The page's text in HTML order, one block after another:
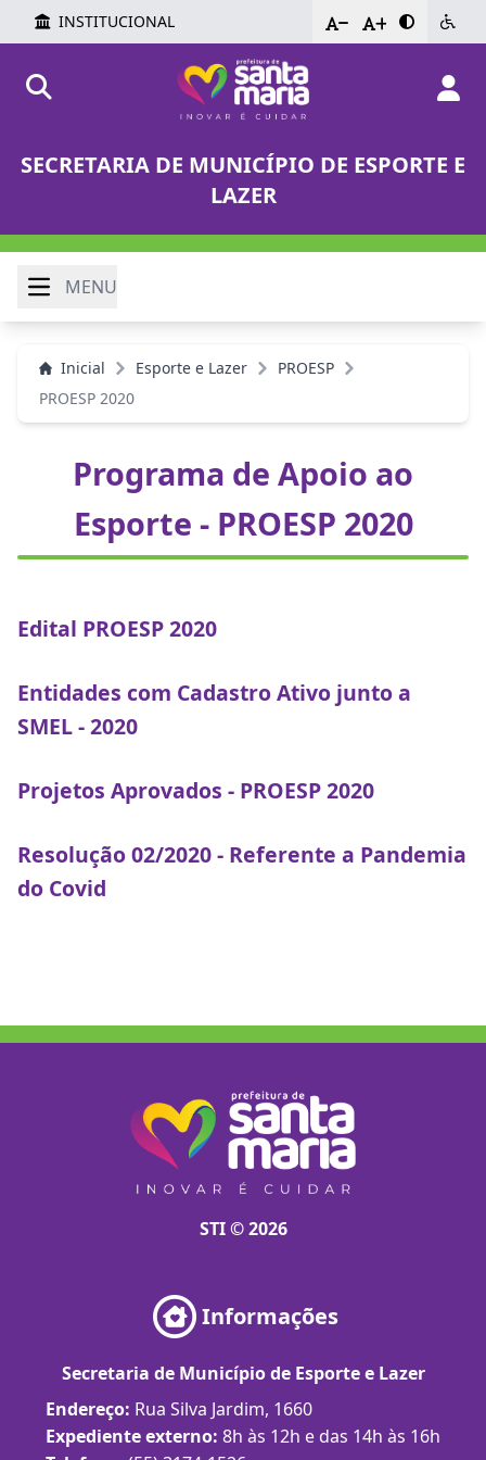
INSTITUCIONAL - +
SECRETARIA DE MUNICÍPIO DE ESPORTE E
LAZER
MENU
Inicial Esporte e Lazer
PROESP
PROESP 2020
Programa de Apoio ao
Esporte - PROESP 2020
Edital PROESP 2020
Entidades com Cadastro Ativo junto a
SMEL - 2020
Projetos Aprovados - PROESP 2020
Resolução 02/2020 - Referente a Pandemia
do Covid
STI © 2026
Informações
Secretaria de Município de Esporte e Lazer
Endereço: Rua Silva Jardim, 1660
Expediente externo: 8h às 12h e das 14h às 16h